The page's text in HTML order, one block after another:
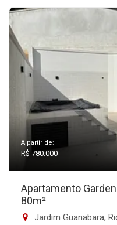
A partir de:
R$ 780.000
Apartamento
80m²
Jardim Guanabara,